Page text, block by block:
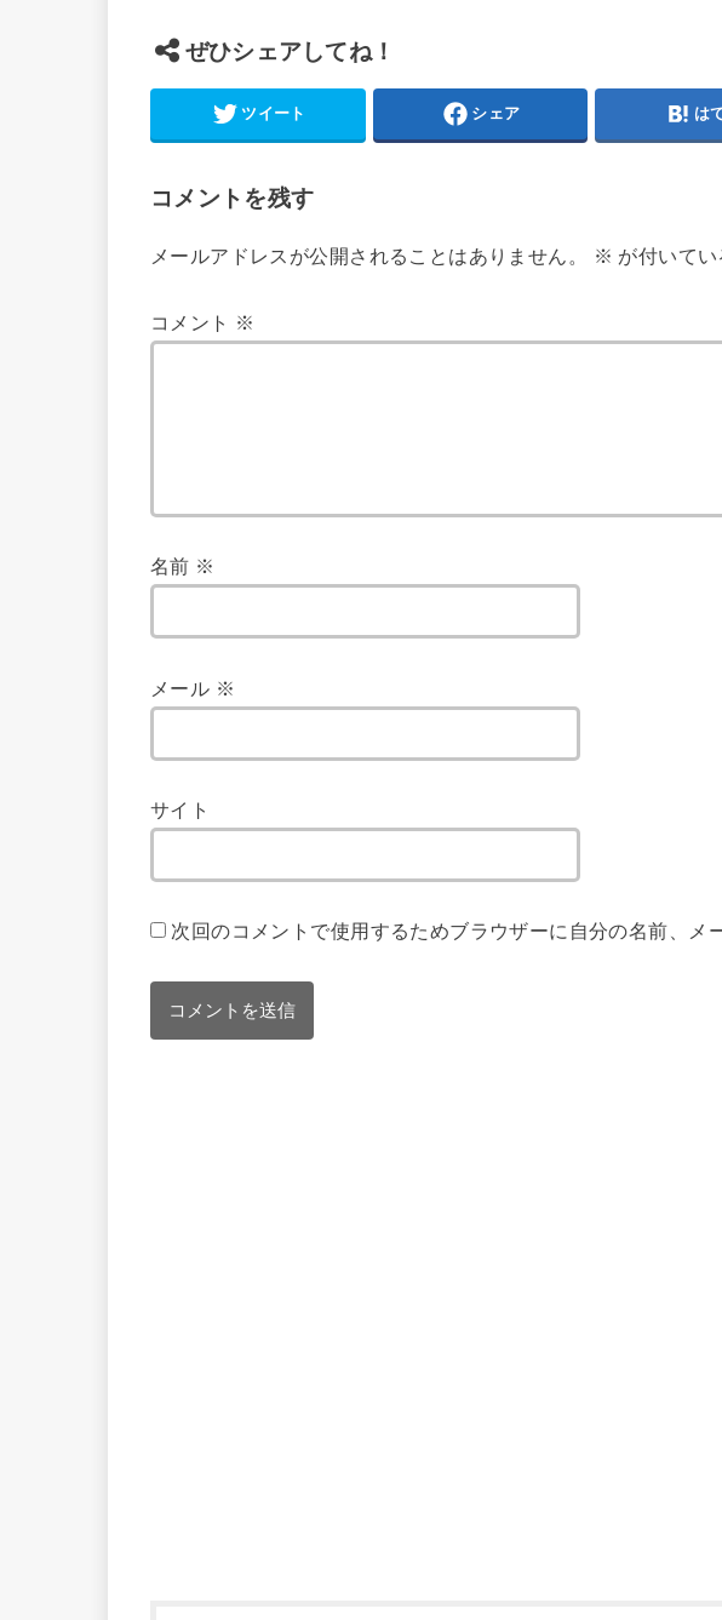
ぜひシェアしてね！
ツイート シェア は
コメントを残す
メールアドレスが公開されることはありません。 ※ が付いて
コメント ※
名前 ※
メール ※
サイト
次回のコメントで使用するためブラウザーに自分の名前、メ